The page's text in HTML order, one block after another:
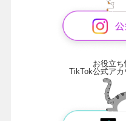
お役立ち
TikTok公式ア